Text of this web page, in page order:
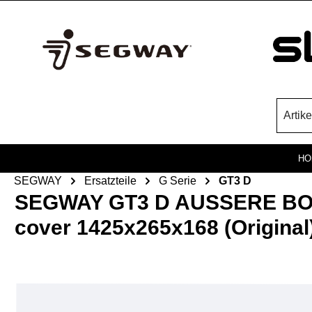
SEGWAY Ersatzteile G Serie GT3 D
SEGWAY GT3 D AUSSERE
cover 1425x265x168